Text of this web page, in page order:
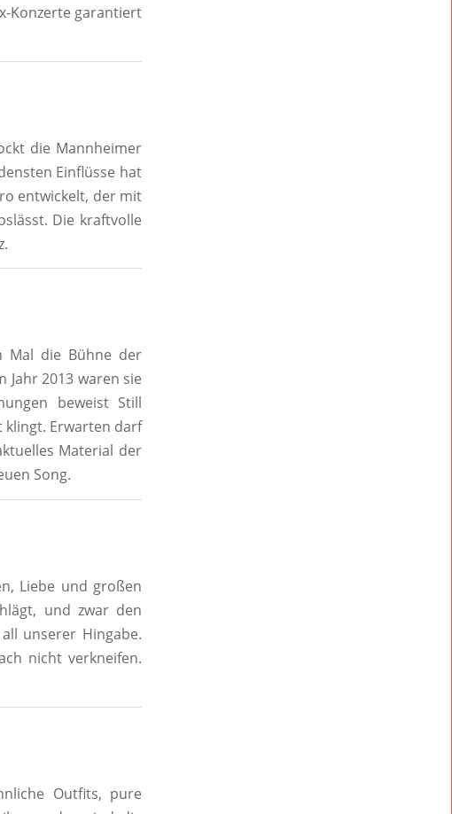
Konzerte garantiert
die Mannheimer
Einflüsse hat
entwickelt, der mit
Die kraftvolle
Mal die Bühne der
Jahr 2013 waren sie
beweist Still
klingt. Erwarten darf
Material der
Song.
Liebe und großen
und zwar den
unserer Hingabe.
nicht verkneifen.
Outfits, pure